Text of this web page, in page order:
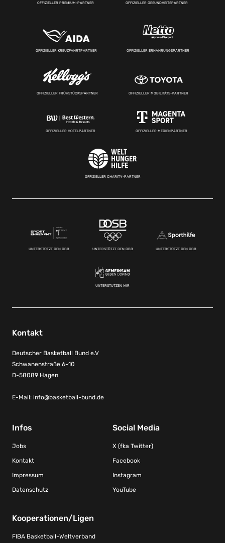
OFFIZIELLER PREMIUM-PARTNER OFFIZIELLER GESUNDHEITSPARTNER
OFFIZIELLER KREUZFAHRTPARTNER OFFIZIELLER ERNÄHRUNGSPARTNER
OFFIZIELLER FRÜHSTÜCKSPARTNER OFFIZIELLER MOBILITÄTS-PARTNER
OFFIZIELLER HOTELPARTNER OFFIZIELLER MEDIENPARTNER
OFFIZIELLER CHARITY-PARTNER
UNTERSTÜTZT DEN DBB UNTERSTÜTZT DEN DBB UNTERSTÜTZT DEN DBB
UNTERSTÜTZEN WIR
Kontakt
Deutscher Basketball Bund e.V
Schwanenstraße 6-10
D-58089 Hagen
E-Mail: info@basketball-bund.de
Infos
Jobs
Kontakt
Impressum
Datenschutz
Social Media
X (fka Twitter)
Facebook
Instagram
YouTube
Kooperationen/Ligen
FIBA Basketball-Weltverband